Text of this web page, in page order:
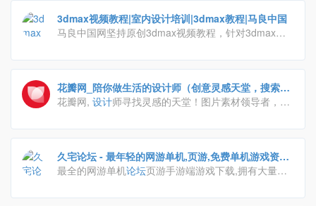
3dmax视频教程|室内设计培训|3dmax教程|马良中国
马良中国网坚持原创3dmax视频教程，针对3dmax软
建模，室内设计培训，3d培训，效果图设计。老师从
经验，通过室内设计培训培养大批室内设计师、建模
师、绘图员，为3d设计水平提高和室内设计效果图行
花瓣网_陪你做生活的设计师（创意灵感天堂，搜索、
发现设计灵感、设计素材）
花瓣网, 设计师寻找灵感的天堂！图片素材领导者，帮
感,保存有用的素材,计划旅行,晒晒自己想要的东西
久宅论坛 - 最年轻的网游单机,页游,免费单机游戏资源
分享的论坛,只为分享快乐 - 久宅网
最全的网游单机论坛页游手游端游戏下载,拥有大量网
GM工具修改及使用教程.